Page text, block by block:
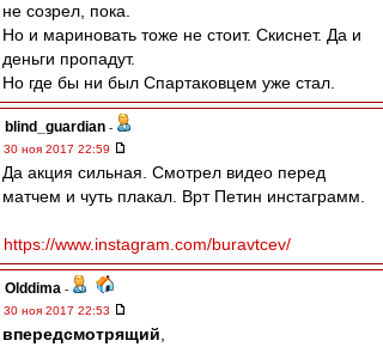
не созрел, пока.
Но и мариновать тоже не стоит. Скиснет. Да и
деньги пропадут.
Но где бы ни был Спартаковцем уже стал.
blind_guardian -
30 ноя 2017 22:59
Да акция сильная. Смотрел видео перед
матчем и чуть плакал. Врт Петин инстаграмм.
https://www.instagram.com/buravtcev/
Olddima -
30 ноя 2017 22:53
впередсмотрящий